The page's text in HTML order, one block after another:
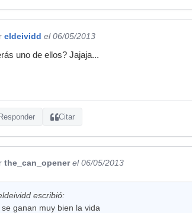
eldeividd el 06/05/2013
uno de ellos? Jajaja...
Responder Citar
the_can_opener el 06/05/2013
escribió:
ganan muy bien la vida